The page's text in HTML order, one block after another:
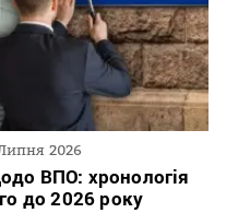
2026
ВПО: хронологія
до 2026 року